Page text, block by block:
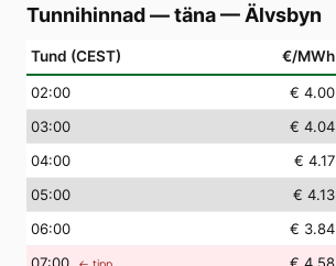
Tunnihinnad — täna— Älvsbyn
Tund (CEST) €/MWh
02:00 € 4.00
03:00 € 4.04
04:00 € 4.17
05:00 € 4.13
06:00 € 3.84